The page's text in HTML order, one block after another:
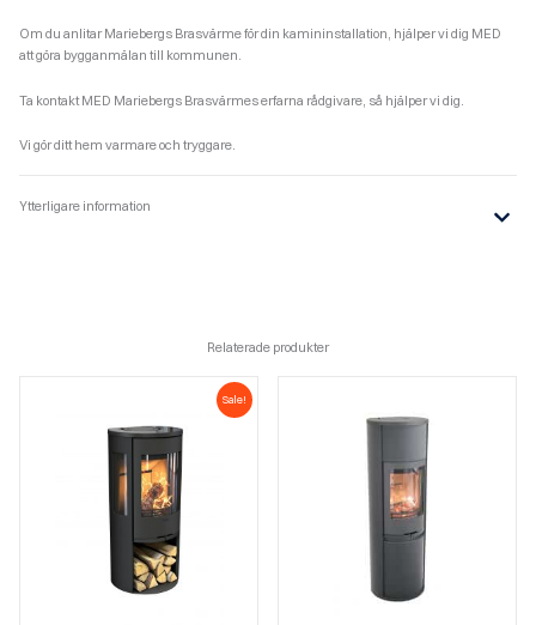
Om du anlitar Mariebergs Brasvärme för din kamininstallation, hjälper vi dig MED
att göra bygganmälan till kommunen.
Ta kontakt MED Mariebergs Brasvärmes erfarna rådgivare, så hjälper vi dig.
Vi gör ditt hem varmare och tryggare.
Ytterligare information
Relaterade produkter
Sale!